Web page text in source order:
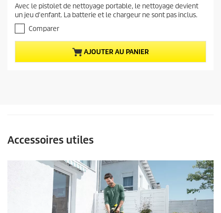
a
c
t
u
e
l
u
t
0
s
r
5
é
t
Avec le pistolet de nettoyage portable, le nettoyage devient
un jeu d'enfant. La batterie et le chargeur ne sont pas inclus.
Comparer
AJOUTER AU PANIER
Accessoires utiles